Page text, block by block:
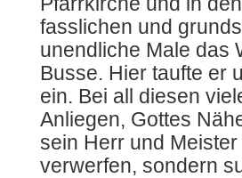
fasslichen und
unendliche Male das
Busse. Hier taufte er
ein. Bei all diesen
Anliegen, Gottes
sein Herr und
verwerfen, sondern